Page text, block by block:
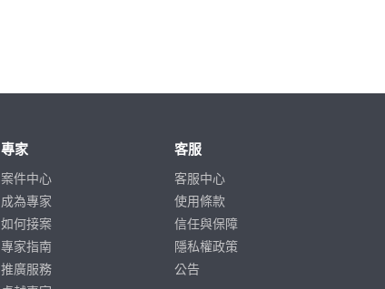
專家
案件中心
成為專家
如何接案
專家指南
推廣服務
客服
客服中心
使用條款
信任與保障
隱私權政策
公告